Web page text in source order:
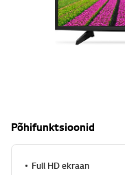
Põhifunktsioonid
Full HD ekraan